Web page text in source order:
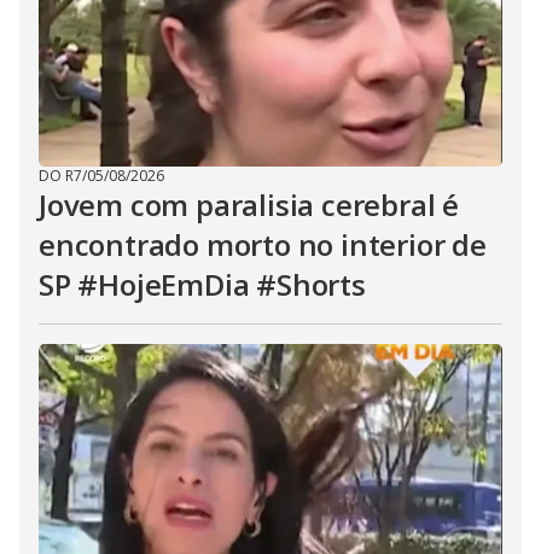
DO R7/05/08/2026
Jovem com paralisia cerebral é
encontrado morto no interior de
SP #HojeEmDia #Shorts